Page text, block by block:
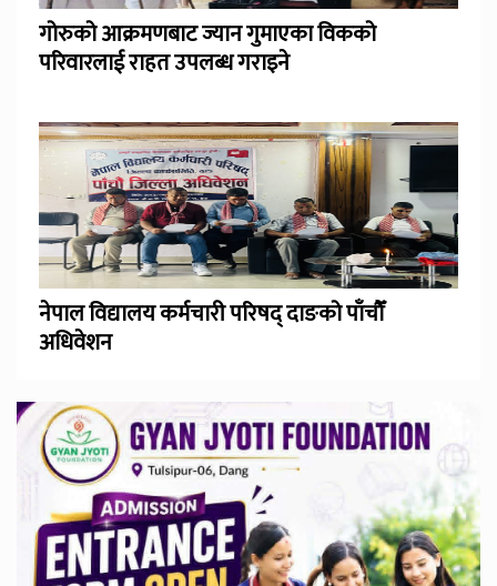
गोरुको आक्रमणबाट ज्यान गुमाएका विकको
परिवारलाई राहत उपलब्ध गराइने
नेपाल विद्यालय कर्मचारी परिषद् दाङको पाँचौँ
अधिवेशन